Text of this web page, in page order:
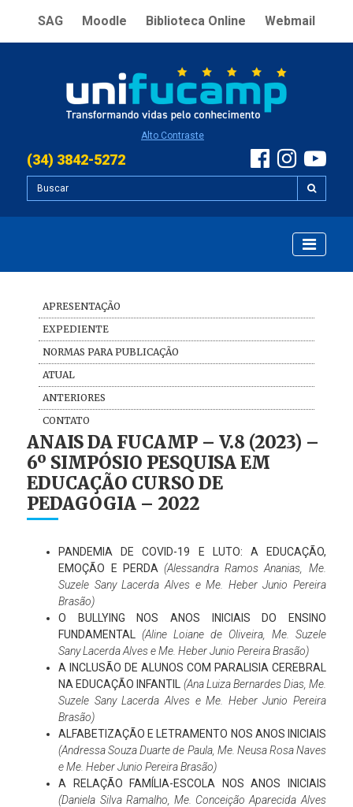
SAG Moodle Biblioteca Online Webmail
Alto Contraste
(34) 3842-5272
APRESENTAÇÃO
EXPEDIENTE
NORMAS PARA PUBLICAÇÃO
ATUAL
ANTERIORES
CONTATO
ANAIS DA FUCAMP – V.8 (2023) –
6º SIMPÓSIO PESQUISA EM
EDUCAÇÃO CURSO DE
PEDAGOGIA – 2022
PANDEMIA DE COVID-19 E LUTO: A EDUCAÇÃO,
EMOÇÃO E PERDA (Alessandra Ramos Ananias, Me.
Suzele Sany Lacerda Alves e Me. Heber Junio Pereira
Brasão)
O BULLYING NOS ANOS INICIAIS DO ENSINO
FUNDAMENTAL(Aline Loiane de Oliveira, Me. Suzele
Sany Lacerda Alves e Me. Heber Junio Pereira Brasão)
A INCLUSÃO DE ALUNOS COM PARALISIA CEREBRAL
NA EDUCAÇÃO INFANTIL (Ana Luiza Bernardes Dias, Me.
Suzele Sany Lacerda Alves e Me. Heber Junio Pereira
Brasão)
ALFABETIZAÇÃO E LETRAMENTO NOS ANOS INICIAIS
(Andressa Souza Duarte de Paula, Me. Neusa Rosa Naves
e Me. Heber Junio Pereira Brasão)
A RELAÇÃO FAMÍLIA-ESCOLA NOS ANOS INICIAIS
(Daniela Silva Ramalho, Me. Conceição Aparecida Alves